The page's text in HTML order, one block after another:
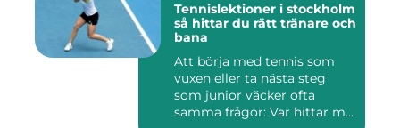
Tennislektioner i stockholm
så hittar du rätt tränare och
bana
Att börja med tennis som
vuxen eller ta nästa steg
som junior väcker ofta
samma frågor: Var hittar m...